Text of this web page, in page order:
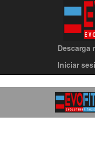
Descarga
Iniciar